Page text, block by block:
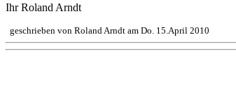
Ihr Roland Arndt
geschrieben von Roland Arndt am Do. 15.April 2010